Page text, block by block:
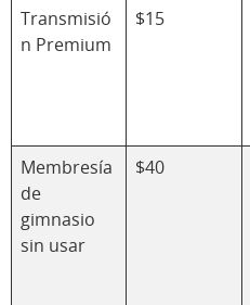
Transmisió
n Premium
$15
Membresía
de
gimnasio
sin usar
$40